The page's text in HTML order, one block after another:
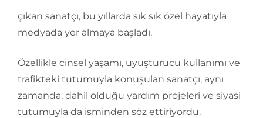
çıkan sanatçı, bu yıllarda sık sık özel hayatıyla
medyada yer almaya başladı.
Özellikle cinsel yaşamı, uyuşturucu kullanımı ve
trafikteki tutumuyla konuşulan sanatçı, aynı
zamanda, dahil olduğu yardım projeleri ve siyasi
tutumuyla da isminden söz ettiriyordu.